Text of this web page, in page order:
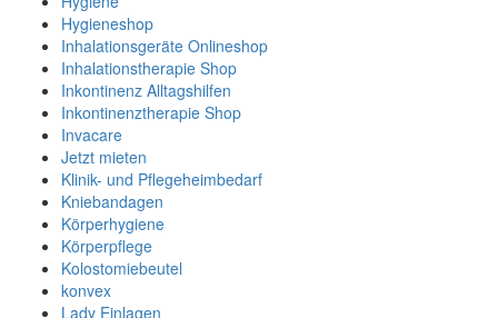
Hygieneshop
Inhalationsgeräte Onlineshop
Inhalationstherapie Shop
Inkontinenz Alltagshilfen
Inkontinenztherapie Shop
Invacare
Jetzt mieten
Klinik- und Pflegeheimbedarf
Kniebandagen
Körperhygiene
Körperpflege
Kolostomiebeutel
konvex
Lady Einlagen